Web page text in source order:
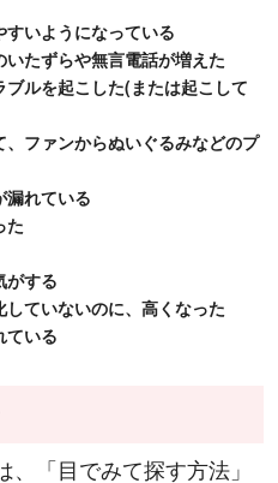
すいようになっている
いたずらや無言電話が増えた
ブルを起こした(または起こして
、ファンからぬいぐるみなどのプ
漏れている
た
がする
していないのに、高くなった
ている
「目でみて探す方法」